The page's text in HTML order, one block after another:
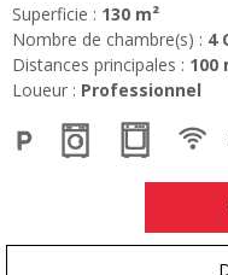
Superficie : 130 m²
Nombre de chambre(s) : 4
Distances principales : 100
Loueur : Professionnel